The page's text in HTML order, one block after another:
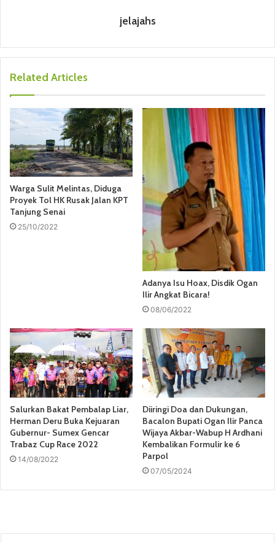
jelajahs
Related Articles
Warga Sulit Melintas, Diduga
Proyek Tol HK Rusak Jalan KPT
Tanjung Senai
25/10/2022
Adanya Isu Hoax, Disdik Ogan
Ilir Angkat Bicara!
08/06/2022
Salurkan Bakat Pembalap Liar,
Herman Deru Buka Kejuaran
Gubernur- Sumex Gencar
Trabaz Cup Race 2022
14/08/2022
Diiringi Doa dan Dukungan,
Bacalon Bupati Ogan Ilir Panca
Wijaya Akbar-Wabup H Ardhani
Kembalikan Formulir ke 6
Parpol
07/05/2024